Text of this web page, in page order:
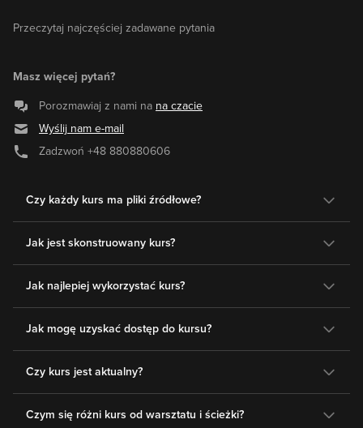
Przeczytaj najczęściej zadawane pytania
Masz więcej pytań?
Porozmawiaj z nami na na czacie
Wyślij nam e-mail
Zadzwoń +48 880880606
Czy każdy kurs ma pliki źródłowe?
Jak jest skonstruowany kurs?
Jak najlepiej wykorzystać kurs?
Jak mogę uzyskać dostęp do kursu?
Czy kurs jest aktualny?
Czym się różni kurs od warsztatu i ścieżki?